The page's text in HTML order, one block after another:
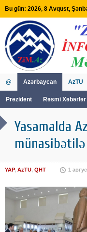
Bu gün: 2026, 8 Avqust,
@ Azərbaycan
Prezident Rəsmi Xəbərlər
AzTU
Yasamalda
YAP, AzTU, QHT 1